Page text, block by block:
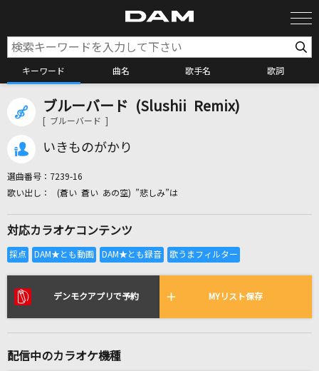
キーワード 曲名 歌手名 歌詞
カラオケ検索
全国りれき
リアルタイムで歌われている曲の一覧
ブルーバード (Slushii Remix)
[ ブルーバード ]
いきものがかり
選曲番号： 7239-16
(蒼い 蒼い あの空) ”悲しみ”は
対応カラオケコンテンツ
デンモクアプリで予約 MYリスト保存
配信中のカラオケ機種